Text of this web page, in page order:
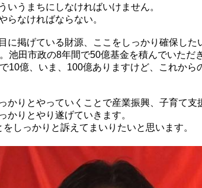
いうまちにしなければいけません。
なければならない。
に掲げている財源、ここをしっかり確保した
池田市政の8年間で50億基金を積んでいただ
10億、いま、100億ありますけど、これから
かりとやっていくことで産業振興、子育て支
かりとやり遂げていきます。
しっかりと訴えてまいりたいと思います。